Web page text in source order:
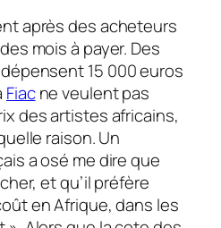
après des acheteurs
mois à payer. Des
15 000 euros
Fiacne veulent pas
des artistes africains,
raison. Un
a osé me dire que
et qu’il préfère
en Afrique, dans les